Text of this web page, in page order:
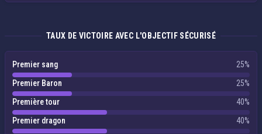
TAUX DE VICTOIRE AVEC L'OBJECTIF SÉCURISÉ
Premier sang
25%
Premier Baron
25%
Première tour
40%
Premier dragon
40%